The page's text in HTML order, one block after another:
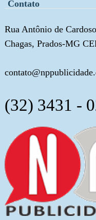
Contato
Rua Antônio de
Chagas, Prados-MG
(32) 3431 -